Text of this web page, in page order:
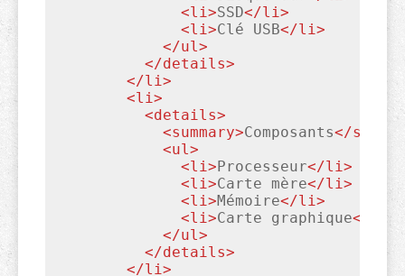
<li >SSD</li >
<li >Clé USB</li >
</ul >
</details>
</li >
<li >
<details>
<summary>Composants</
<ul >
<li >Processeur</li >
<li >Carte mère</li >
<li >Mémoire</li >
<li >Carte graphique</
>
</ul >
</details>
</li >